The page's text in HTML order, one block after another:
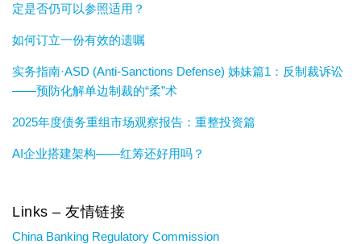
定是否仍可以参照适用？
如何订立一份有效的遗嘱
实务指南·ASD (Anti-Sanctions Defense) 姊妹篇1：反制裁诉讼
——预防化解单边制裁的“柔”术
2025年度债务重组市场观察报告：重整投资篇
AI企业搭建架构——红筹还好用吗？
Links – 友情链接
China Banking Regulatory Commission